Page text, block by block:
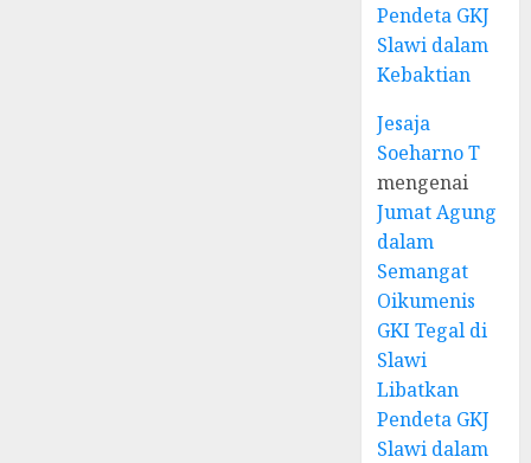
Pendeta GKJ
Slawi dalam
Kebaktian
Jesaja
Soeharno T
mengenai
Jumat Agung
dalam
Semangat
Oikumenis
GKI Tegal di
Slawi
Libatkan
Pendeta GKJ
Slawi dalam